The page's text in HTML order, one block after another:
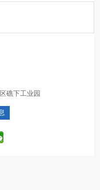
礁下工业园